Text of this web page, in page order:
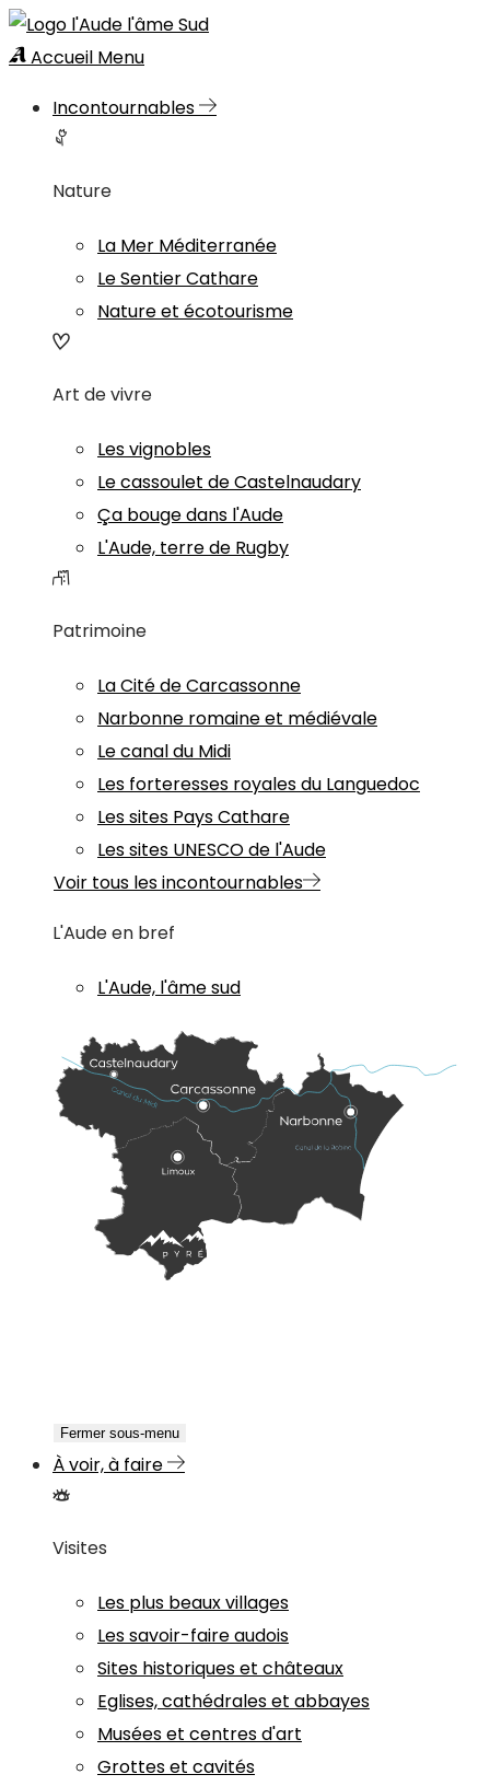
Accueil Menu
Incontournables
Nature
La Mer Méditerranée
Le Sentier Cathare
Nature et écotourisme
Art de vivre
Les vignobles
Le cassoulet de Castelnaudary
Ça bouge dans l'Aude
L'Aude, terre de Rugby
Patrimoine
La Cité de Carcassonne
Narbonne romaine et médiévale
Le canal du Midi
Les forteresses royales du Languedoc
Les sites Pays Cathare
Les sites UNESCO de l'Aude
Voir tous les incontournables
L'Aude en bref
L'Aude, l'âme sud
Fermer sous-menu
À voir, à faire
Visites
Les plus beaux villages
Les savoir-faire audois
Sites historiques et châteaux
Eglises, cathédrales et abbayes
Musées et centres d'art
Grottes et cavités